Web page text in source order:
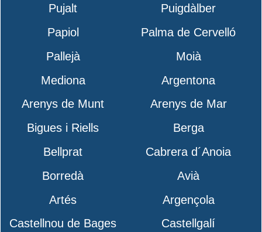
Pujalt
Puigdàlber
Papiol
Palma de Cervelló
Pallejà
Moià
Mediona
Argentona
Arenys de Munt
Arenys de Mar
Bigues i Riells
Berga
Bellprat
Cabrera d´Anoia
Borredà
Avià
Artés
Argençola
Castellnou de Bages
Castellgalí